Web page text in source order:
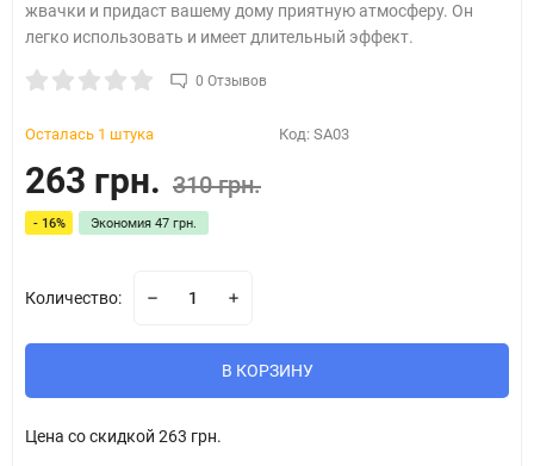
жвачки и придаст вашему дому приятную атмосферу. Он
легко использовать и имеет длительный эффект.
0 Отзывов
Осталась 1 штука Код: SA03
263 грн. 310 грн.
- 16% Экономия 47 грн.
Количество:
В КОРЗИНУ
Цена со скидкой 263 грн.